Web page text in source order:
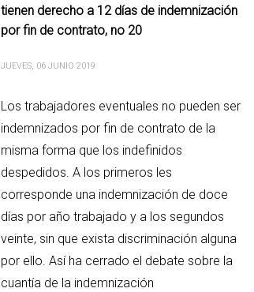
tienen derecho a 12 días de indemnización
por fin de contrato, no 20
JUEVES, 06 JUNIO 2019
Los trabajadores eventuales no pueden ser
indemnizados por fin de contrato de la
misma forma que los indefinidos
despedidos. A los primeros les
corresponde una indemnización de doce
días por año trabajado y a los segundos
veinte, sin que exista discriminación alguna
por ello. Así ha cerrado el debate sobre la
cuantía de la indemnización